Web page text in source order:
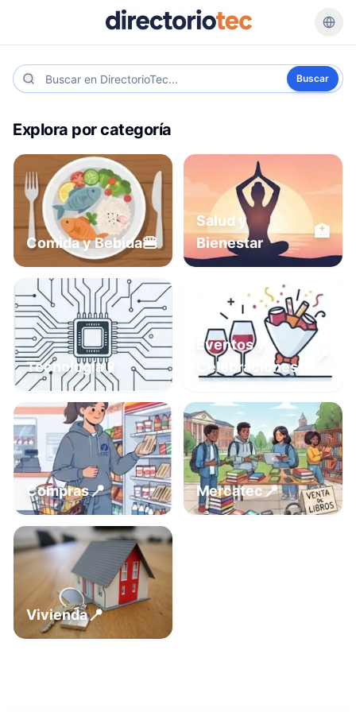
Buscar
Explora por categoría
Comida y Bebida🍔
Salud y
Bienestar
🏥
Tecnología📱
Eventos y
Celebraciones
Compras📍 Mercatec📍
Vivienda📍